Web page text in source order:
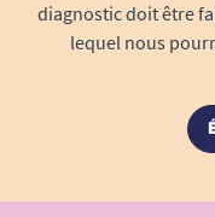
diagnostic doit être
lequel nous